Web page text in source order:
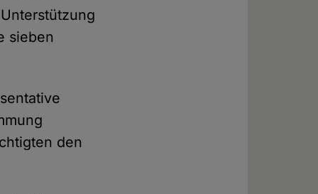
sieben
den